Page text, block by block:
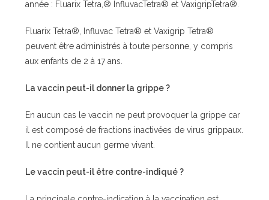
année : Fluarix Tetra,® InfluvacTetra® et VaxigripTetra®.
Fluarix Tetra®, Influvac Tetra® et Vaxigrip Tetra®
peuvent être administrés à toute personne, y compris
aux enfants de 2 à 17 ans.
La vaccin peut-il donner la grippe ?
En aucun cas le vaccin ne peut provoquer la grippe car
il est composé de fractions inactivées de virus grippaux.
Il ne contient aucun germe vivant.
Le vaccin peut-il être contre-indiqué ?